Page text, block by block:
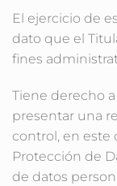
El ejercicio de
dato que el
fines
Tiene derecho
presentar una
control, en este
Protección de
de datos